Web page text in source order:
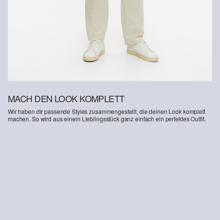
Deine Retoure kannst duHIER online anmelden.
MACH DEN LOOK KOMPLETT
Wir haben dir passende Styles zusammengestellt, die deinen Look komplett
machen. So wird aus einem Lieblingsstück ganz einfach ein perfektes Outfit.